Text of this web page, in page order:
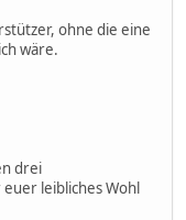
ohne die eine
wäre.
drei
leibliches Wohl